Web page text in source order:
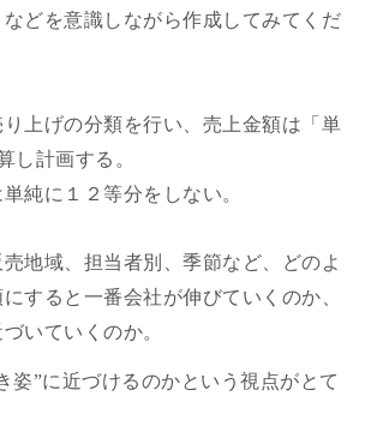
などを意識しながら作成してみてくだ
り上げの分類を行い、売上金額は「単
し計画する。
純に１２等分をしない。
地域、担当者別、季節など、どのよ
すると一番会社が伸びていくのか、
いていくのか。
姿”に近づけるのかという視点がとて